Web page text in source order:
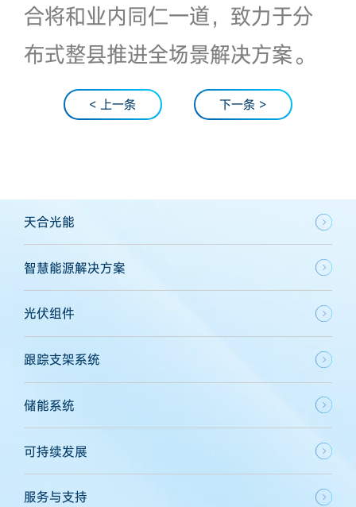
合将和业内同仁一道，致力于分
布式整县推进全场景解决方案。
< 上一条 下一条 >
天合光能
智慧能源解决方案
光伏组件
跟踪支架系统
储能系统
可持续发展
服务与支持